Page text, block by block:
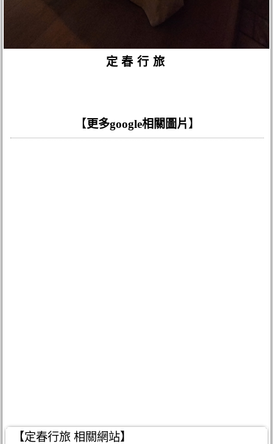
定春行旅
【更多google相關圖片 】
【定春行旅 相關網站】